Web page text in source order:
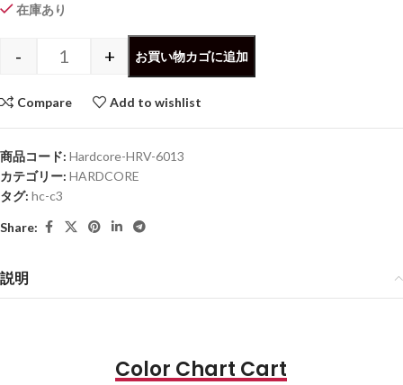
在庫あり
- + お買い物カゴに追加
Compare Add to wishlist
商品コード: Hardcore-HRV-6013
カテゴリー: HARDCORE
タグ: hc-c3
Share:
説明
Color Chart Cart